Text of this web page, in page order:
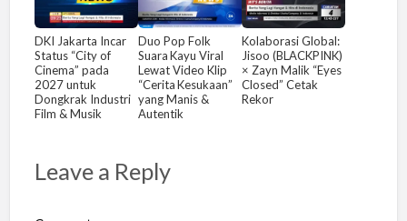
DKI Jakarta Incar
Status “City of
Cinema” pada
2027 untuk
Dongkrak Industri
Film & Musik
Duo Pop Folk
Suara Kayu Viral
Lewat Video Klip
“Cerita Kesukaan”
yang Manis &
Autentik
Kolaborasi Global:
Jisoo (BLACKPINK)
× Zayn Malik “Eyes
Closed” Cetak
Rekor
Leave a Reply